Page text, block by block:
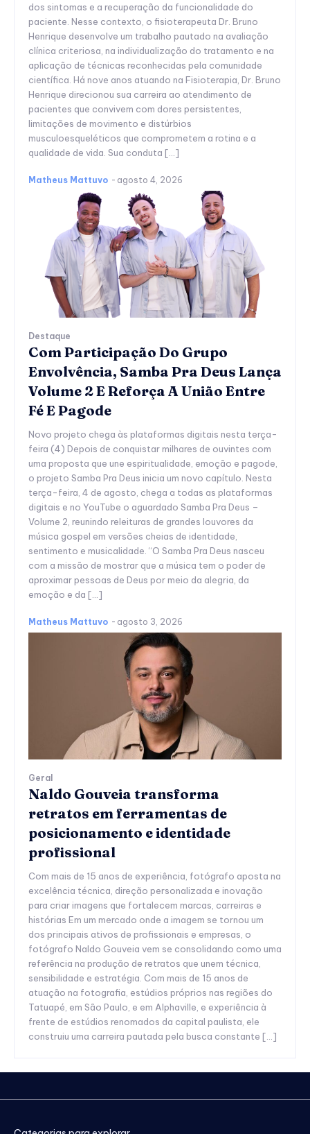
dos sintomas e a recuperação da funcionalidade do
paciente. Nesse contexto, o fisioterapeuta Dr. Bruno
Henrique desenvolve um trabalho pautado na avaliação
clínica criteriosa, na individualização do tratamento e na
aplicação de técnicas reconhecidas pela comunidade
científica. Há nove anos atuando na Fisioterapia, Dr. Bruno
Henrique direcionou sua carreira ao atendimento de
pacientes que convivem com dores persistentes,
limitações de movimento e distúrbios
musculoesqueléticos que comprometem a rotina e a
qualidade de vida. Sua conduta […]
Matheus Mattuvo - agosto 4, 2026
Destaque
Com Participação Do Grupo
Envolvência, Samba Pra Deus Lança
Volume 2 E Reforça A União Entre
Fé E Pagode
Novo projeto chega às plataformas digitais nesta terça-
feira (4) Depois de conquistar milhares de ouvintes com
uma proposta que une espiritualidade, emoção e pagode,
o projeto Samba Pra Deus inicia um novo capítulo. Nesta
terça-feira, 4 de agosto, chega a todas as plataformas
digitais e no YouTube o aguardado Samba Pra Deus –
Volume 2, reunindo releituras de grandes louvores da
música gospel em versões cheias de identidade,
sentimento e musicalidade. “O Samba Pra Deus nasceu
com a missão de mostrar que a música tem o poder de
aproximar pessoas de Deus por meio da alegria, da
emoção e da […]
Matheus Mattuvo - agosto 3, 2026
Geral
Naldo Gouveia transforma
retratos em ferramentas de
posicionamento e identidade
profissional
Com mais de 15 anos de experiência, fotógrafo aposta na
excelência técnica, direção personalizada e inovação
para criar imagens que fortalecem marcas, carreiras e
histórias Em um mercado onde a imagem se tornou um
dos principais ativos de profissionais e empresas, o
fotógrafo Naldo Gouveia vem se consolidando como uma
referência na produção de retratos que unem técnica,
sensibilidade e estratégia. Com mais de 15 anos de
atuação na fotografia, estúdios próprios nas regiões do
Tatuapé, em São Paulo, e em Alphaville, e experiência à
frente de estúdios renomados da capital paulista, ele
construiu uma carreira pautada pela busca constante […]